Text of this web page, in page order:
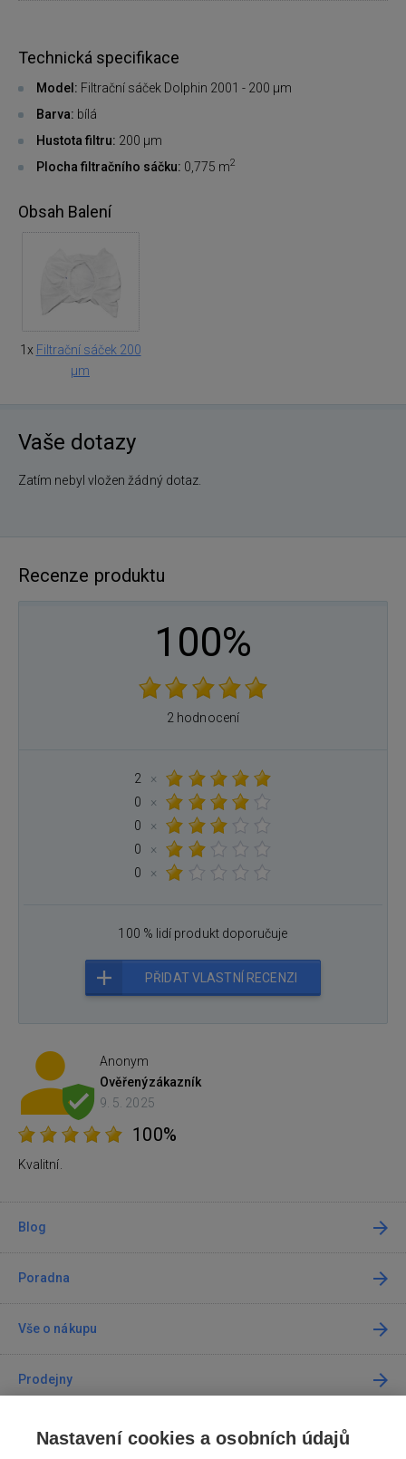
Technická specifikace
Model: Filtrační sáček Dolphin 2001 - 200 µm
Barva: bílá
Hustota filtru: 200 µm
Plocha filtračního sáčku: 0,775 m2
Obsah Balení
1x Filtrační sáček 200
μm
Vaše dotazy
Zatím nebyl vložen žádný dotaz.
Recenze produktu
100%
2 hodnocení
2
×
0
×
0
×
0
×
0
×
100 % lidí produkt doporučuje
PŘIDAT VLASTNÍ RECENZI
Anonym
Ověřenýzákazník
9. 5. 2025
100%
Kvalitní.
Blog
Poradna
Vše o nákupu
Prodejny
Kontakt
Nastavení cookies a osobních údajů